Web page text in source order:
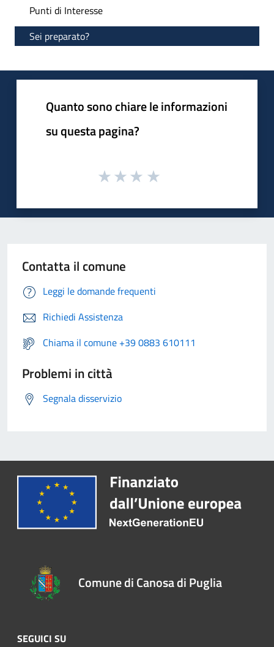
Punti di Interesse
Sei preparato?
Quanto sono chiare le informazioni
su questa pagina?
Contatta il comune
Leggi le domande frequenti
Richiedi Assistenza
Chiama il comune +39 0883 610111
Problemi in città
Segnala disservizio
Comune di Canosa di Puglia
SEGUICI SU